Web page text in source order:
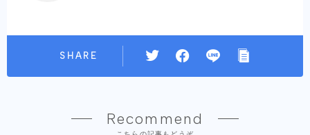
SHARE
Recommend